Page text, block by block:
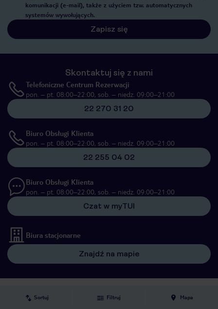
Sortuj Filtruj Mapa
komunikacji (e-mail), także z użyciem tzw. automatycznych
systemów wywołujących.
Zapisz się
Skontaktuj się z nami
Telefoniczne Centrum Rezerwacji
pon. – pt. 08:00–22:00, sob. – niedz. 09:00–21:00
22 270 31 20
Biuro Obsługi Klienta
pon. – pt. 08:00–22:00, sob. – niedz. 09:00–21:00
22 255 04 02
Biuro Obsługi Klienta
pon. – pt. 08:00–22:00, sob. – niedz. 09:00–21:00
Czat w myTUI
Biura stacjonarne
Znajdź na mapie
O TUI